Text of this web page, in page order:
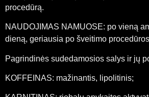
procedūrą.
NAUDOJIMAS NAMUOSE: po vieną
dieną, geriausia po šveitimo
Pagrindinės sudedamosios salys ir jų
KOFFEINAS: mažinantis, lipolitinis;